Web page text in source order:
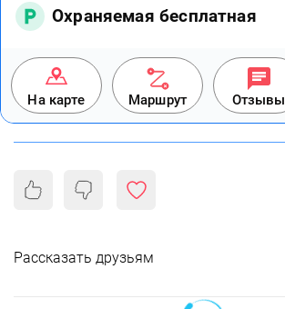
Охраняемая бесплатная
На карте Маршрут Отзывы
Рассказать друзьям